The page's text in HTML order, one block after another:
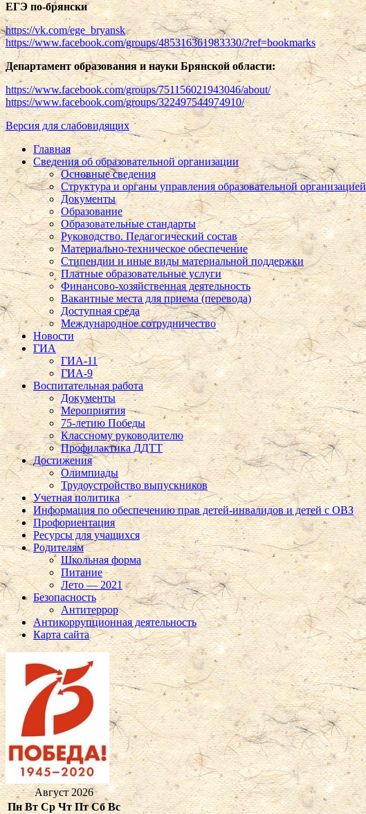
ЕГЭ по-брянски
https://vk.com/ege_bryansk
https://www.facebook.com/groups/485316361983330/?ref=bookmarks
Департамент образования и науки Брянской области:
https://www.facebook.com/groups/751156021943046/about/
https://www.facebook.com/groups/322497544974910/
Версия для слабовидящих
Главная
Сведения об образовательной организации
Основные сведения
Структура и органы управления образовательной организацией
Документы
Образование
Образовательные стандарты
Руководство. Педагогический состав
Материально-техническое обеспечение
Стипендии и иные виды материальной поддержки
Платные образовательные услуги
Финансово-хозяйственная деятельность
Вакантные места для приема (перевода)
Доступная среда
Международное сотрудничество
Новости
ГИА
ГИА-11
ГИА-9
Воспитательная работа
Документы
Мероприятия
75-летию Победы
Классному руководителю
Профилактика ДДТТ
Достижения
Олимпиады
Трудоустройство выпускников
Учетная политика
Информация по обеспечению прав детей-инвалидов и детей с ОВЗ
Профориентация
Ресурсы для учащихся
Родителям
Школьная форма
Питание
Лето — 2021
Безопасность
Антитеррор
Антикоррупционная деятельность
Карта сайта
Август 2026
Пн Вт Ср Чт Пт Сб Вс